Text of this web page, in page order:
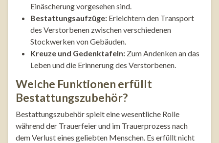
Einäscherung vorgesehen sind.
Bestattungsaufzüge: Erleichtern den Transport
des Verstorbenen zwischen verschiedenen
Stockwerken von Gebäuden.
Kreuze und Gedenktafeln: Zum Andenken an das
Leben und die Erinnerung des Verstorbenen.
Welche Funktionen erfüllt
Bestattungszubehör?
Bestattungszubehör spielt eine wesentliche Rolle
während der Trauerfeier und im Trauerprozess nach
dem Verlust eines geliebten Menschen. Es erfüllt nicht